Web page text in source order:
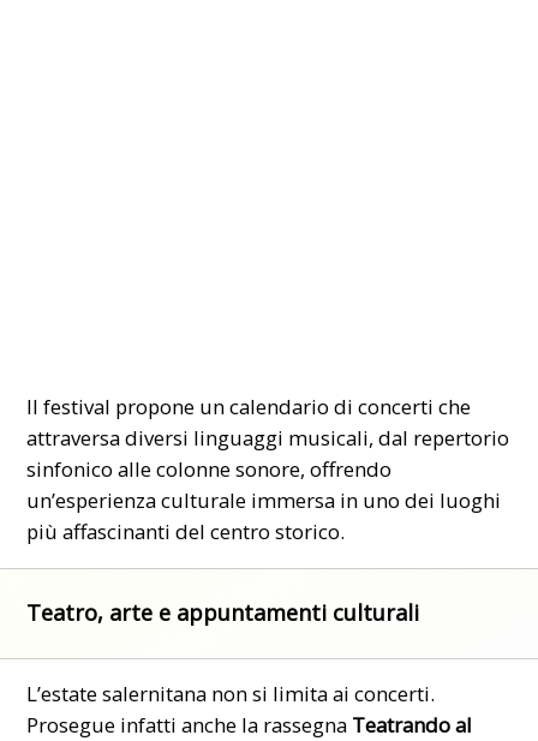
Il festival propone un calendario di concerti che
attraversa diversi linguaggi musicali, dal repertorio
sinfonico alle colonne sonore, offrendo
un’esperienza culturale immersa in uno dei luoghi
più affascinanti del centro storico.
Teatro, arte e appuntamenti culturali
L’estate salernitana non si limita ai concerti.
Prosegue infatti anche la rassegna Teatrando al